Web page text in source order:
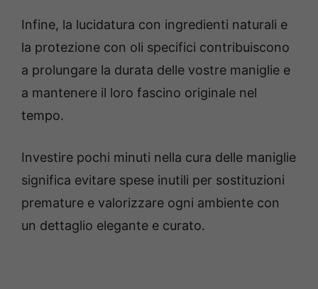
Infine, la lucidatura con ingredienti naturali e
la protezione con oli specifici contribuiscono
a prolungare la durata delle vostre maniglie e
a mantenere il loro fascino originale nel
tempo.
Investire pochi minuti nella cura delle maniglie
significa evitare spese inutili per sostituzioni
premature e valorizzare ogni ambiente con
un dettaglio elegante e curato.